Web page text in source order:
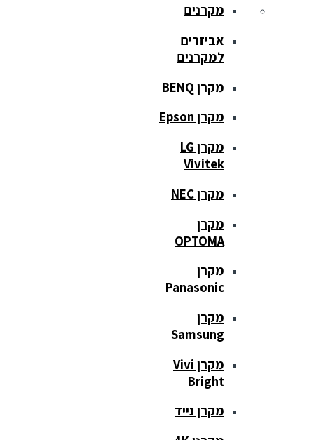
מקרנים
אביזרים
למקרנים
מקרן BENQ
מקרן Epson
מקרן LG
Vivitek
מקרן NEC
מקרן
OPTOMA
מקרן
Panasonic
מקרן
Samsung
מקרן Vivi
Bright
מקרן נייד